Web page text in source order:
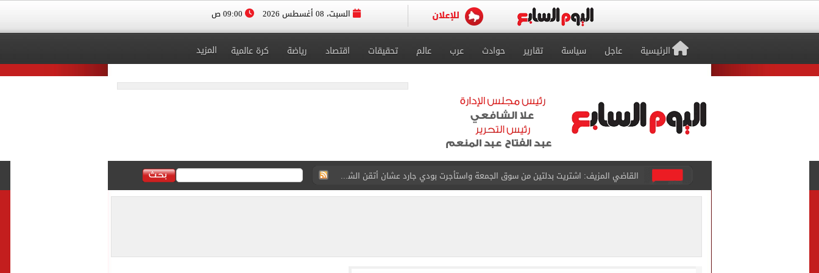
السبت، 08 أغسطس 2026
الرئيسية عاجل سياسة تقارير حوادث عرب عالم تحقيقات اقتصاد رياضة كرة عالمية المزيد
برشلونة يطرح تذاكر مواجهة الأهلي على كأس خوان جامبر
طرابزون سبور ينفي الحجز على مستحقات محمد صلاح
الأهلي ينهي مرانه الأول فى معسكر إسبانيا.. جلسة عموتة وفقرة بدنية.. صور